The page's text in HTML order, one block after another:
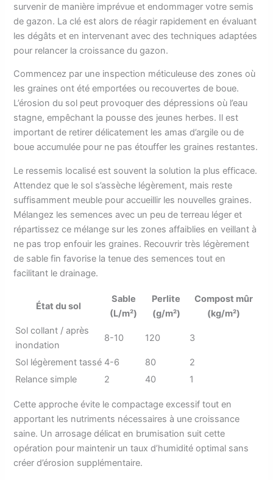
survenir de manière imprévue et endommager votre semis
de gazon. La clé est alors de réagir rapidement en évaluant
les dégâts et en intervenant avec des techniques adaptées
pour relancer la croissance du gazon.
Commencez par une inspection méticuleuse des zones où
les graines ont été emportées ou recouvertes de boue.
L’érosion du sol peut provoquer des dépressions où l’eau
stagne, empêchant la pousse des jeunes herbes. Il est
important de retirer délicatement les amas d’argile ou de
boue accumulée pour ne pas étouffer les graines restantes.
Le ressemis localisé est souvent la solution la plus efficace.
Attendez que le sol s’assèche légèrement, mais reste
suffisamment meuble pour accueillir les nouvelles graines.
Mélangez les semences avec un peu de terreau léger et
répartissez ce mélange sur les zones affaiblies en veillant à
ne pas trop enfouir les graines. Recouvrir très légèrement
de sable fin favorise la tenue des semences tout en
facilitant le drainage.
État du sol
Sable
(L/m²)
Perlite
(g/m²)
Compost mûr
(kg/m²)
Sol collant / après
inondation
8-10 120 3
Sol légèrement tassé 4-6 80
2
Relance simple
2 40 1
Cette approche évite le compactage excessif tout en
apportant les nutriments nécessaires à une croissance
saine. Un arrosage délicat en brumisation suit cette
opération pour maintenir un taux d’humidité optimal sans
créer d’érosion supplémentaire.